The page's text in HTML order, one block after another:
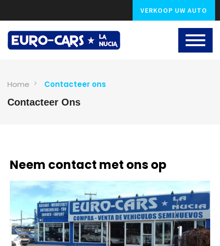
VERKOOP UW AUTO
Home Contacteer ons
Contacteer Ons
Neem contact met ons op